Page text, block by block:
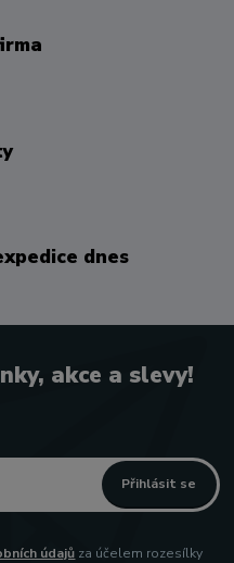
dnes
akce a slevy!
Přihlásit se
údajů za účelem rozesílky